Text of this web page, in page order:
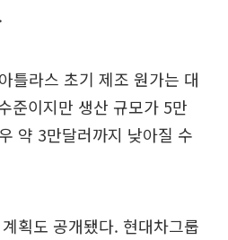
틀라스 초기 제조 원가는 대
준이지만 생산 규모가 5만
약 3만달러까지 낮아질 수
획도 공개됐다. 현대차그룹